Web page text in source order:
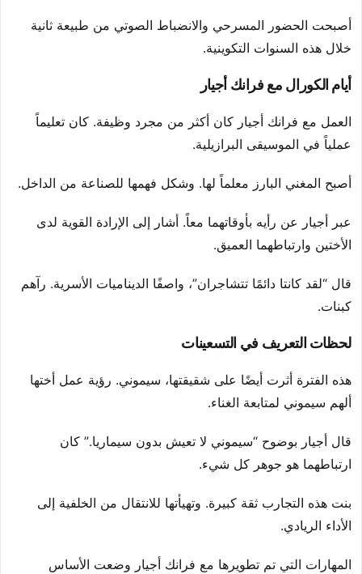
أصبحت الحضور المسرحي والانضباط الصوتي من طبيعة ثانية
خلال هذه السنوات التكوينية.
أيام الكورال مع فرانك أجيار
العمل مع فرانك أجيار كان أكثر من مجرد وظيفة. كان تعليماً
عملياً في الموسيقى البرازيلية.
أصبح المغني البارز معلماً لها. وشكل فهمها للصناعة من الداخل.
عبر أجيار عن رأيه بأوقاتهما معاً. أشار إلى الإرادة القوية لدى
الأختين وارتباطهما العميق.
قال “لقد كانتا دائمًا تتشاجران”، واصفًا الديناميات الأسرية. رآهم
كبنات.
لحظات التعريف في التسعينات
هذه الفترة أثرت أيضًا على شقيقتها، سيموني. رؤية عمل أختها
ألهم سيموني لمتابعة الغناء.
قال أجيار بوضوح “سيموني لا تعيش بدون سيماريا.” كان
ارتباطهما هو جوهر كل شيء.
بنت هذه التجارب ثقة كبيرة. وتهيأتها للانتقال من الخلفية إلى
الأداء الريادي.
المهارات التي تم تطويرها مع فرانك أجيار وضعت الأساس